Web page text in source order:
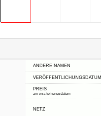
ANDERE NAMEN
VERÖFFENTLICHUNGSDATUM
PREIS
am erscheinungsdatum
NETZ